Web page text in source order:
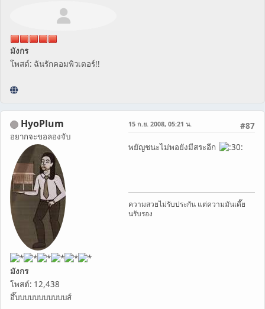
มังกร
โพสต์: ฉันรักคอมพิวเตอร์!!
HyoPlum
อยากจะขอลองจับ
มังกร
โพสต์: 12,438
อึ๊บบบบบบบบบบบส์
#87
15 ก.ย. 2008, 05:21 น.
พยัญชนะไม่พอยังมีสระอีก
ความสวยไม่รับประกัน แต่ความมันเดี๊ย
นรับรอง